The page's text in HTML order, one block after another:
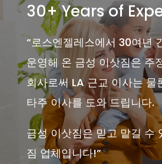
30+ Years of
“로스엔젤레스에서 30여년
운영해 온 금성 이삿짐은 주
회사로써 LA 근교 이사는 물
타주 이사를 도와 드립니다.
금성 이삿짐은 믿고 맡길 수
짐 업체입니다!”